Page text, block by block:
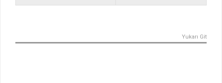
Yukarı Git